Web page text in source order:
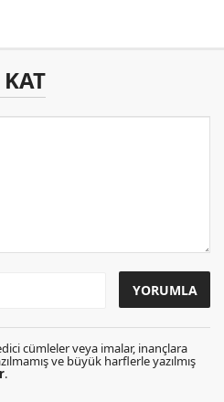
cümleler veya imalar, inançlara
ve büyük harflerle yazılmış
.